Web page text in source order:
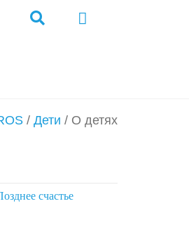
/ Дети / О детях
счастье